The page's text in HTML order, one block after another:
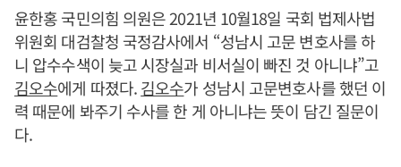
윤한홍 국민의힘 의원은 2021년 10월18일 국회 법제사법
위원회 대검찰청 국정감사에서 “성남시 고문 변호사를 하
니 압수수색이 늦고 시장실과 비서실이 빠진 것 아니냐”고
김오수에게 따졌다.김오수가 성남시 고문변호사를 했던 이
력 때문에 봐주기 수사를 한 게 아니냐는 뜻이 담긴 질문이
다.